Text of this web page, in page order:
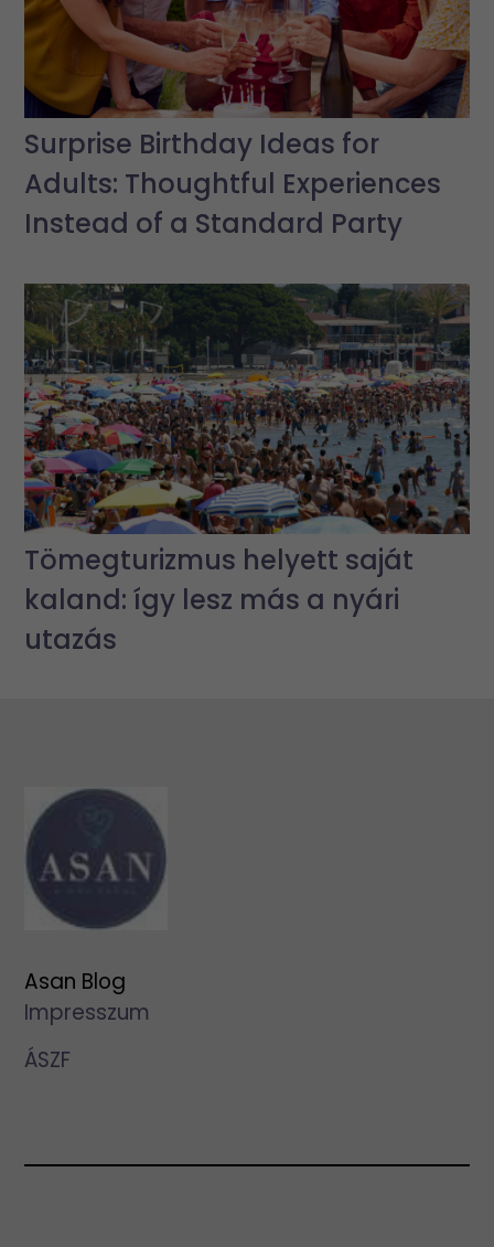
Surprise Birthday Ideas for
Adults: Thoughtful Experiences
Instead of a Standard Party
Tömegturizmus helyett saját
kaland: így lesz más a nyári
utazás
Asan Blog
Impresszum
ÁSZF